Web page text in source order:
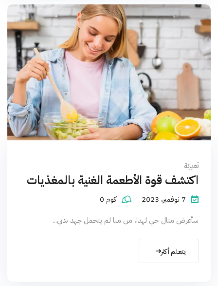
تَغذِيَة
اكتشف قوة الأطعمة الغنية بالمغذيات
7 نوفمبر، 2023
كوم 0
سأعرض مثال حي لهذا، من منا لم يتحمل جهد بدني...
يتعلم أكثر